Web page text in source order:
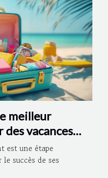
meilleur
vacances
est une étape
succès de ses